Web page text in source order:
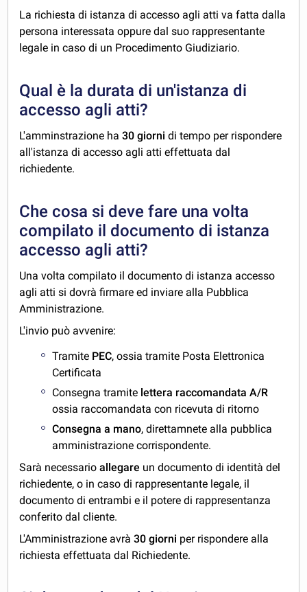
La richiesta di istanza di accesso agli atti va fatta dalla
persona interessata oppure dal suo rappresentante
legale in caso di un Procedimento Giudiziario.
Qual è la durata di un'istanza di
accesso agli atti?
L'amminstrazione ha30 giorni di tempo per rispondere
all'istanza di accesso agli atti effettuata dal
richiedente.
Che cosa si deve fare una volta
compilato il documento di istanza
accesso agli atti?
Una volta compilato il documento di istanza accesso
agli atti si dovrà firmare ed inviare alla Pubblica
Amministrazione.
L'invio può avvenire:
Tramite PEC, ossia tramite Posta Elettronica
Certificata
Consegna tramite lettera raccomandata A/R
ossia raccomandata con ricevuta di ritorno
Consegna a mano, direttamnete alla pubblica
amministrazione corrispondente.
Sarà necessarioallegare un documento di identità del
richiedente, o in caso di rappresentante legale, il
documento di entrambi e il potere di rappresentanza
conferito dal cliente.
L'Amministrazione avrà30 giorni per rispondere alla
richiesta effettuata dal Richiedente.